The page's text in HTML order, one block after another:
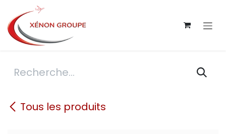
Se rendre au contenu
Tous les produits